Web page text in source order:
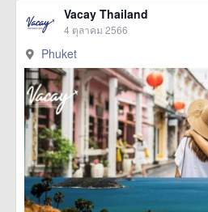
Vacay Thailand
4 ตุลาคม 2566
Phuket